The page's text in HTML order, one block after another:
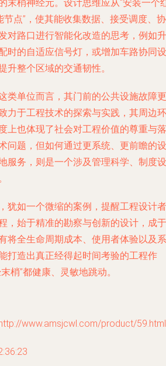
末梢神经元。设计思维应从“安装一个
节点”，使其能收集数据、接受调度、协
对路口进行智能化改造的思考，例如升
时的自适应信号灯，或增加车路协同设
升整个区域的交通韧性。
类单位而言，其门前的公共设施故障更
力于工程技术的探索与实践，其周边环
上也体现了社会对工程价值的尊重与落
问题，但如何通过更系统、更前瞻的设
服务，则是一个涉及管理科学、制度设
犹如一个微缩的案例，提醒工程设计者
，始于精准的勘察与创新的设计，成于
将全生命周期成本、使用者体验以及系
打造出真正经得起时间考验的工程作
梢”都健康、灵敏地跳动。
www.amsjcwl.com/product/59.html